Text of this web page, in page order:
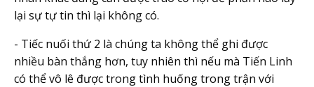
lại sự tự tin thì lại không có.
- Tiếc nuối thứ 2 là chúng ta không thể ghi được
nhiều bàn thắng hơn, tuy nhiên thì nếu mà Tiến Linh
có thể vô lê được trong tình huống trong trận với